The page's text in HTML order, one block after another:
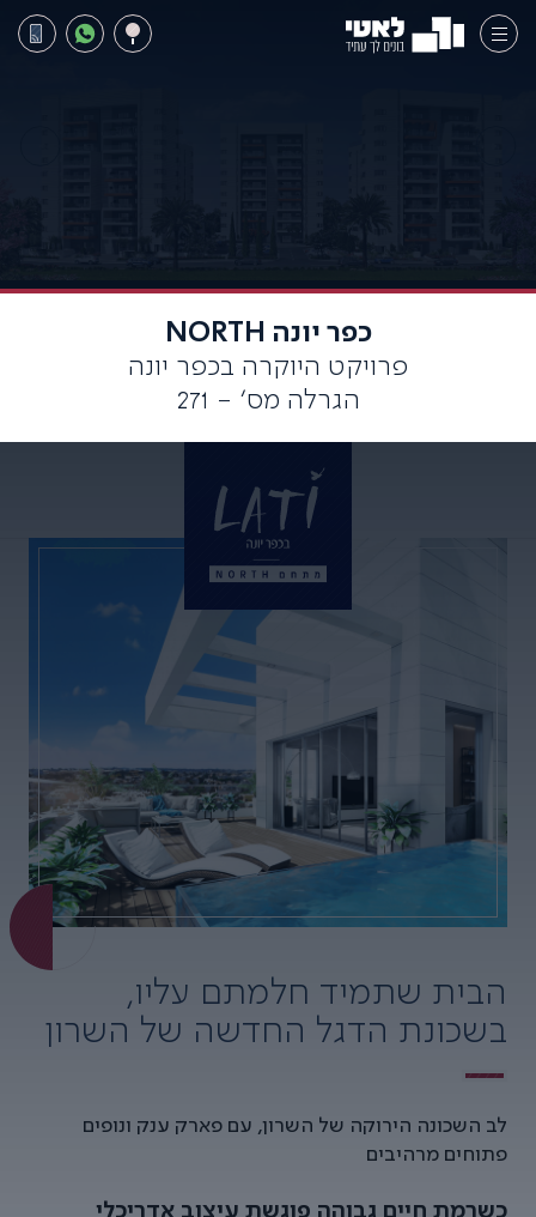
כפר יונה NORTH
פרויקט היוקרה בכפר יונה
הגרלה מס׳ - 271
הבית שתמיד חלמתם עליו,
בשכונת הדגל החדשה של השרון
לב השכונה הירוקה של השרון, עם פארק ענק ונופים
פתוחים מרהיבים